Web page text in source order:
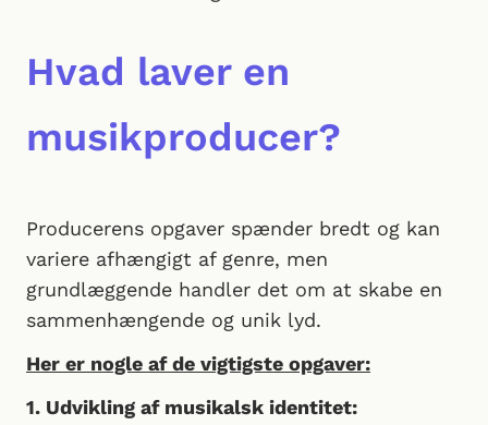
Hvad laver en
musikproducer?
Producerens opgaver spænder bredt og kan
variere afhængigt af genre, men
grundlæggende handler det om at skabe en
sammenhængende og unik lyd.
Her er nogle af de vigtigste opgaver:
1. Udvikling af musikalsk identitet: